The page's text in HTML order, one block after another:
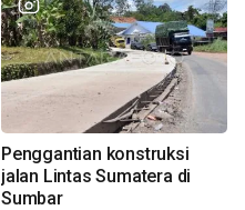
Penggantian konstruksi
jalan Lintas Sumatera di
Sumbar